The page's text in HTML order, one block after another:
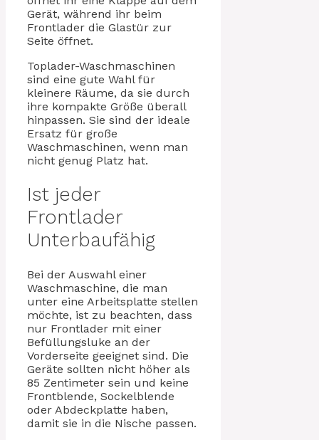
Gerät, während ihr beim
Frontlader die Glastür zur
Seite öffnet.
Toplader-Waschmaschinen
sind eine gute Wahl für
kleinere Räume, da sie durch
ihre kompakte Größe überall
hinpassen. Sie sind der ideale
Ersatz für große
Waschmaschinen, wenn man
nicht genug Platz hat.
Ist jeder
Frontlader
Unterbaufähig
Bei der Auswahl einer
Waschmaschine, die man
unter eine Arbeitsplatte stellen
möchte, ist zu beachten, dass
nur Frontlader mit einer
Befüllungsluke an der
Vorderseite geeignet sind. Die
Geräte sollten nicht höher als
85 Zentimeter sein und keine
Frontblende, Sockelblende
oder Abdeckplatte haben,
damit sie in die Nische passen.